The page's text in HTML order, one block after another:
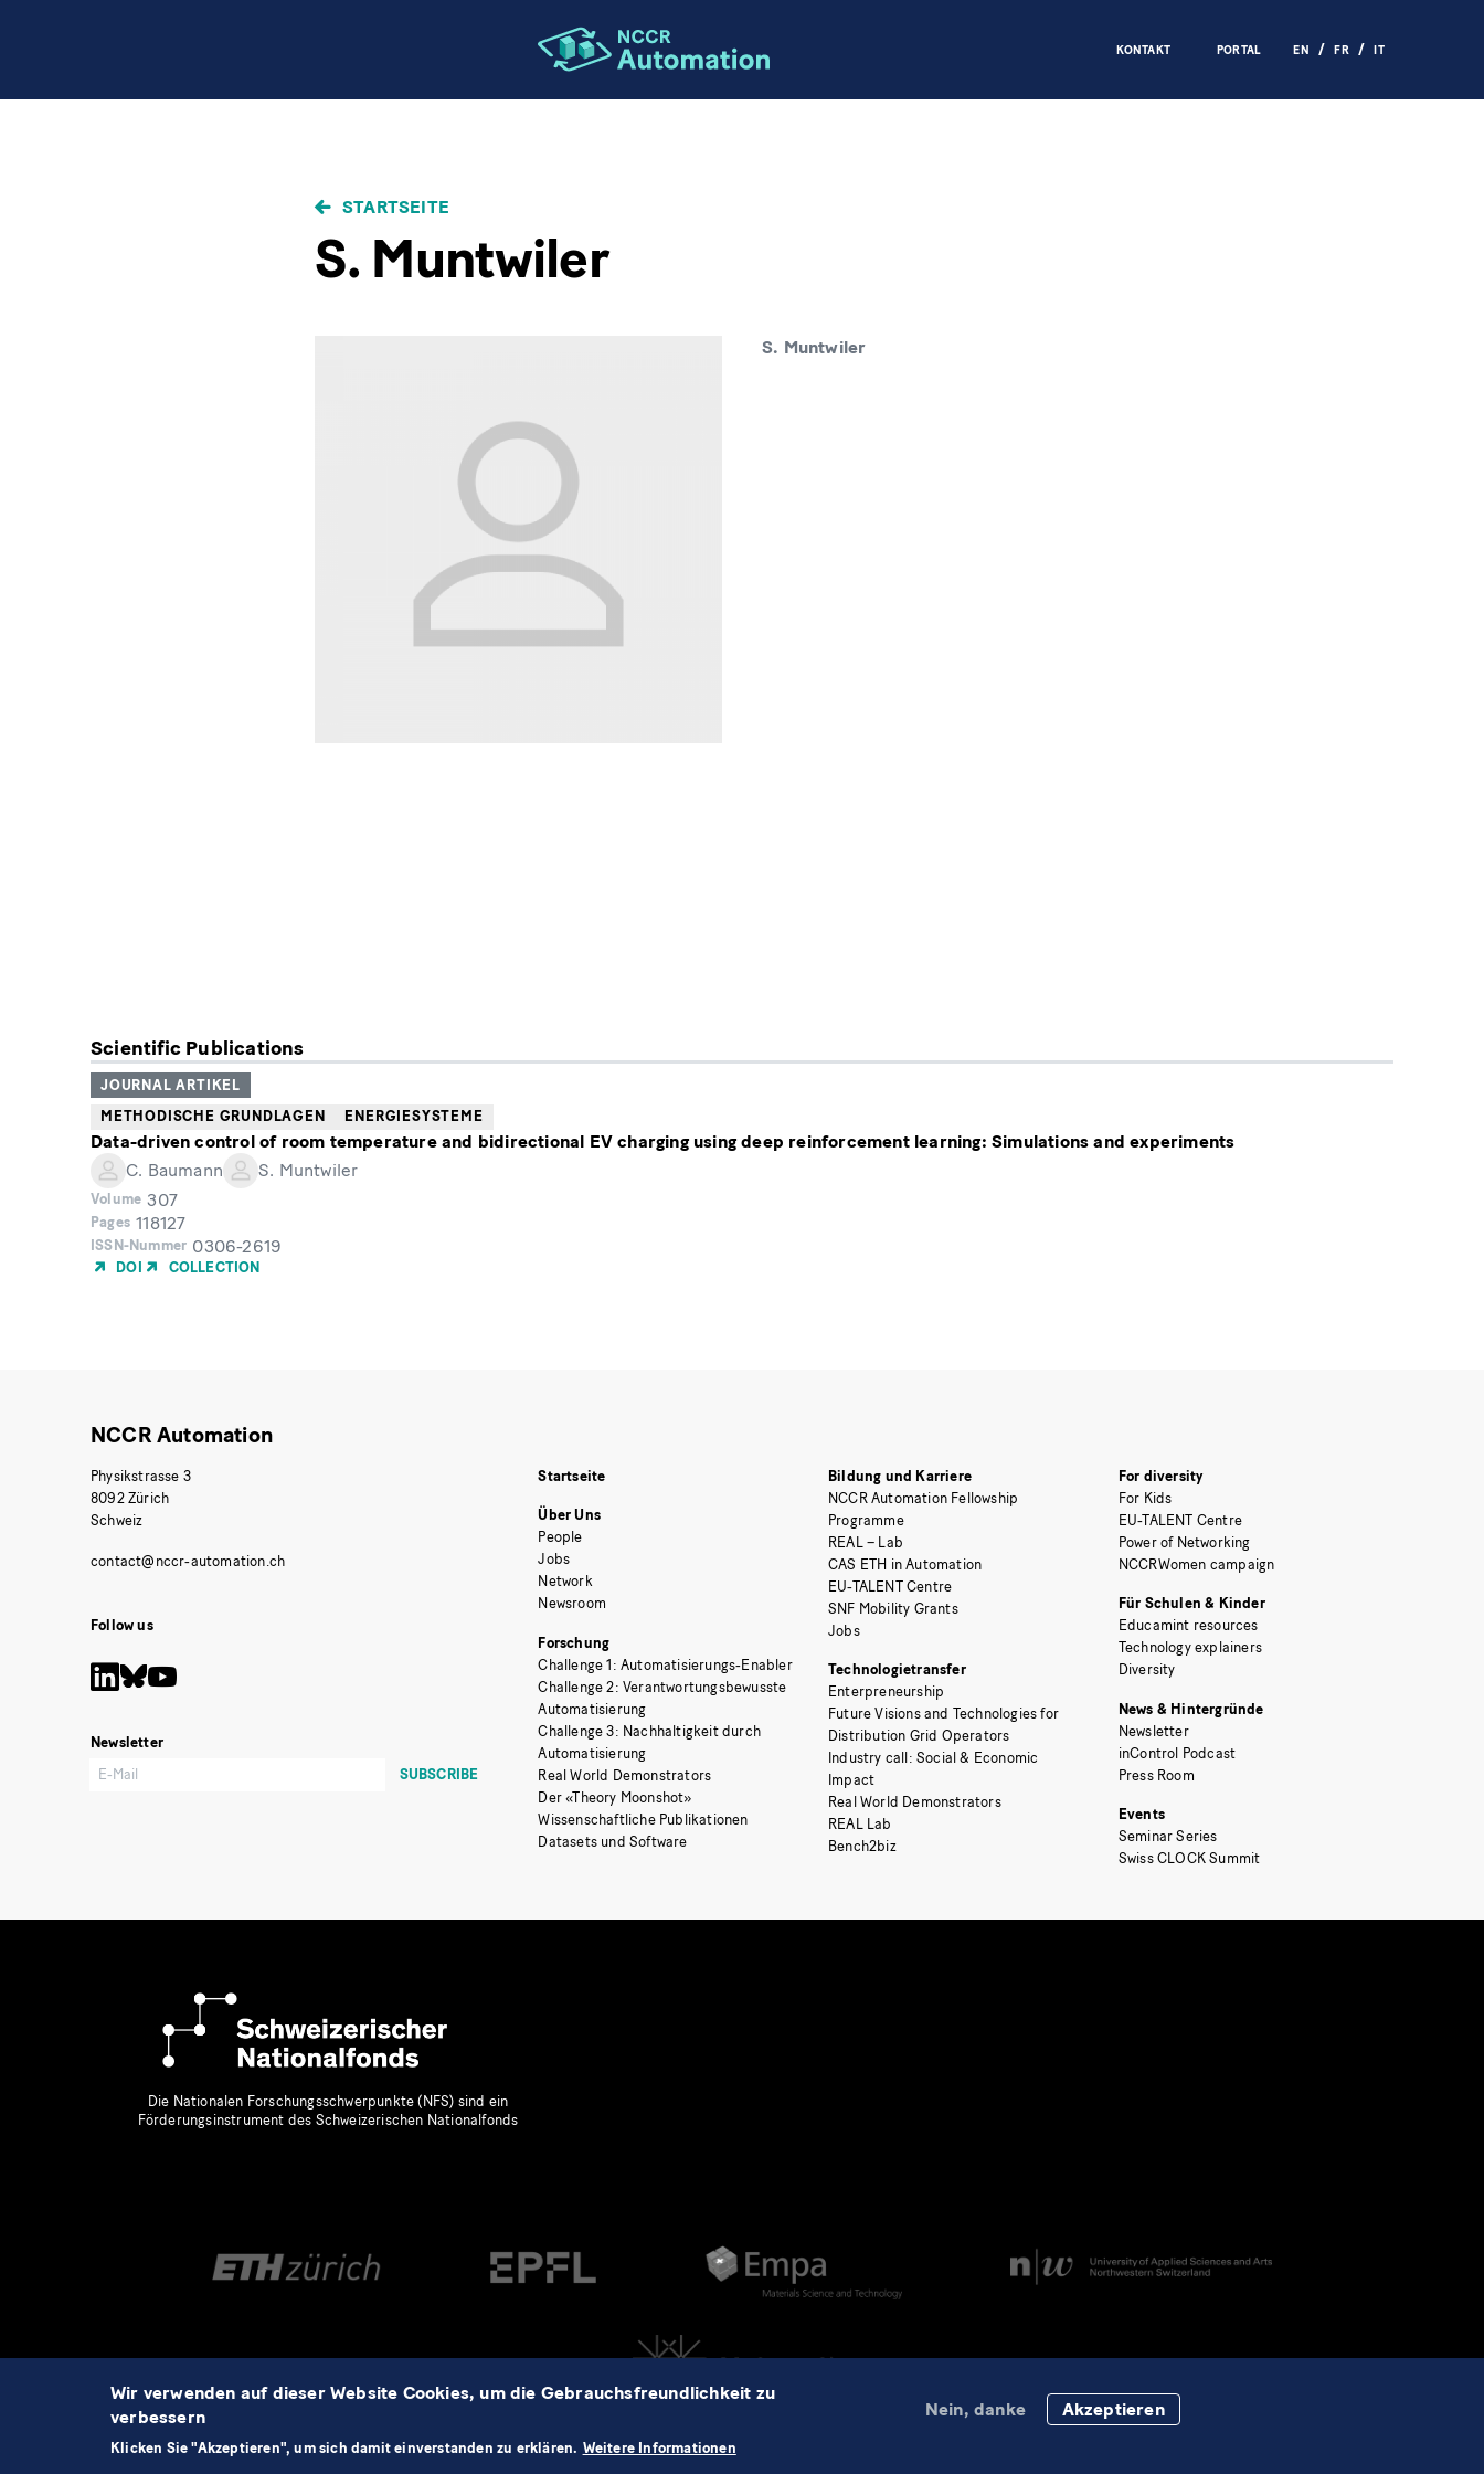
KONTAKT PORTAL EN FR IT
PFADNAVIGATION
STARTSEITE
S. Muntwiler
S. Muntwiler
Scientific Publications
JOURNAL ARTIKEL
METHODISCHE GRUNDLAGEN
ENERGIESYSTEME
Data-driven control of room temperature and bidirectional EV charging using deep reinforcement learning: Simulations and experiments
C. Baumann
S. Muntwiler
Volume 307
Pages 118127
ISSN-Nummer 0306-2619
DOI COLLECTION
NCCR Automation
Physikstrasse 3
8092 Zürich
Schweiz
Follow us
Newsletter
Startseite
Über Uns
People
Jobs
Network
Newsroom
Forschung
Challenge 1: Automatisierungs-Enabler
Challenge 2: Verantwortungsbewusste
Automatisierung
Challenge 3: Nachhaltigkeit durch
Automatisierung
Real World Demonstrators
Der «Theory Moonshot»
Wissenschaftliche Publikationen
Datasets und Software
Bildung und Karriere
NCCR Automation Fellowship
Programme
REAL – Lab
CAS ETH in Automation
EU-TALENT Centre
SNF Mobility Grants
Jobs
Technologietransfer
Enterpreneurship
Future Visions and Technologies for
Distribution Grid Operators
Industry call: Social & Economic
Impact
Real World Demonstrators
REAL Lab
Bench2biz
For diversity
For Kids
EU-TALENT Centre
Power of Networking
NCCRWomen campaign
Für Schulen & Kinder
Educamint resources
Technology explainers
Diversity
News & Hintergründe
Newsletter
inControl Podcast
Press Room
Events
Seminar Series
Swiss CLOCK Summit
Die Nationalen Forschungsschwerpunkte (NFS) sind ein
Förderungsinstrument des Schweizerischen Nationalfonds
©2026 NCCR Automation
Wir verwenden auf dieser Website Cookies, um die Gebrauchsfreundlichkeit zu
verbessern
Klicken Sie "Akzeptieren", um sich damit einverstanden zu erklären. Weitere Informationen
Akzeptieren
Nein, danke